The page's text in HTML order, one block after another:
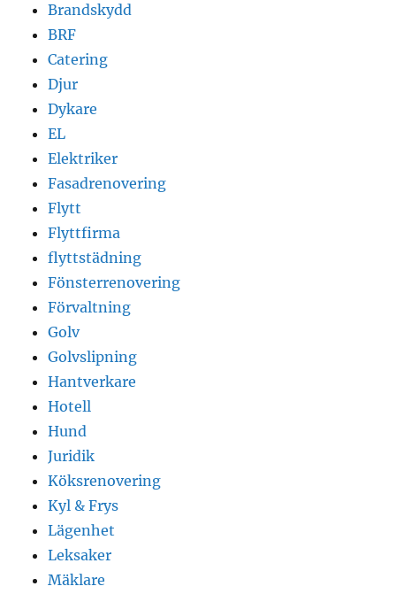
Brandskydd
BRF
Catering
Djur
Dykare
EL
Elektriker
Fasadrenovering
Flytt
Flyttfirma
flyttstädning
Fönsterrenovering
Förvaltning
Golv
Golvslipning
Hantverkare
Hotell
Hund
Juridik
Köksrenovering
Kyl & Frys
Lägenhet
Leksaker
Mäklare